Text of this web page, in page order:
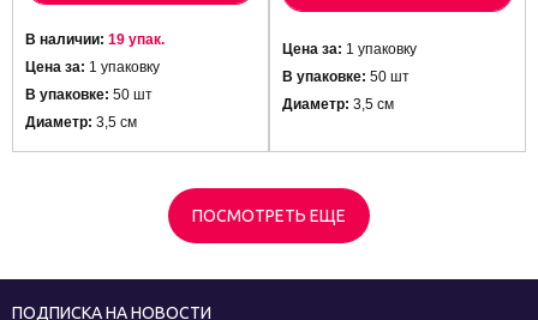
В наличии: 19 упак.
Цена за: 1 упаковку
В упаковке: 50 шт
Диаметр: 3,5 см
Цена за: 1 упаковку
В упаковке: 50 шт
Диаметр: 3,5 см
ПОСМОТРЕТЬ ЕЩЕ
ПОДПИСКА НА НОВОСТИ